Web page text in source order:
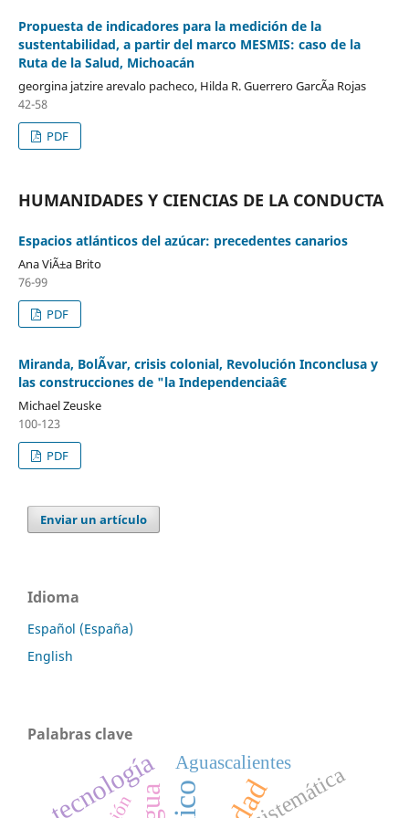
Propuesta de indicadores para la medición de la
sustentabilidad, a partir del marco MESMIS: caso de la
Ruta de la Salud, Michoacán
georgina jatzire arevalo pacheco, Hilda R. Guerrero GarcÃ­a Rojas
42-58
PDF
HUMANIDADES Y CIENCIAS DE LA CONDUCTA
Espacios atlánticos del azúcar: precedentes canarios
Ana ViÃ±a Brito
76-99
PDF
Miranda, BolÃ­var, crisis colonial, Revolución Inconclusa y
las construcciones de "la Independenciaâ€
Michael Zeuske
100-123
PDF
Enviar un artículo
Idioma
Español (España)
English
Palabras clave
tecnología sistemática
Aguascalientes